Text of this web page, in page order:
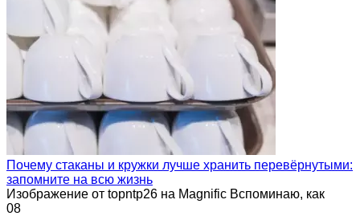
Почему стаканы и кружки лучше хранить перевёрнутыми:
запомните на всю жизнь
Изображение от topntp26 на Magnific Вспоминаю, как
08